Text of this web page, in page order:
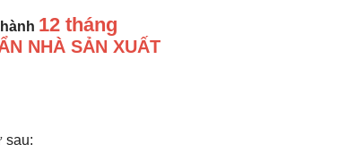
12 tháng
NHÀ SẢN XUẤT
sau: